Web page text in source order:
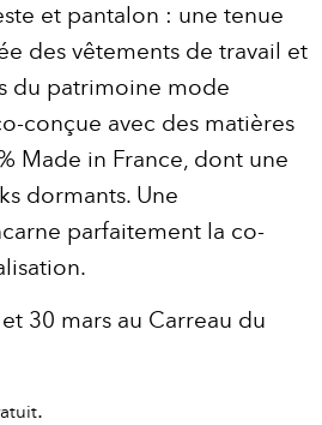
et pantalon : une tenue
des vêtements de travail et
du patrimoine mode
conçue avec des matières
Made in France, dont une
dormants. Une
parfaitement la co-
30 mars au Carreau du
.